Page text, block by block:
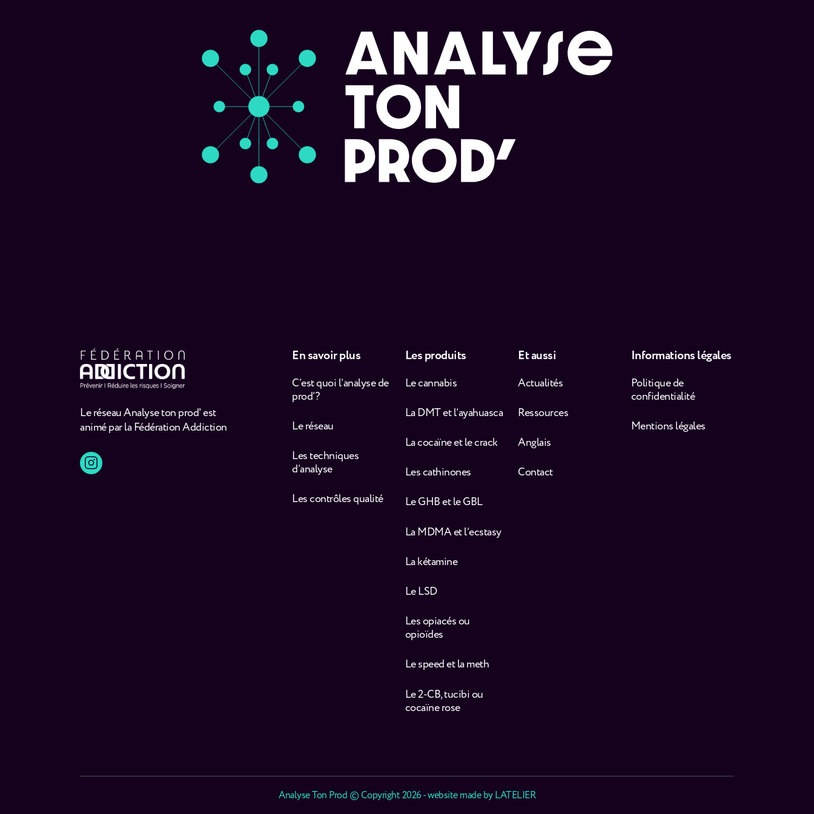
Le réseau Analyse ton prod' est
animé par la Fédération Addiction
En savoir plus
C’est quoi l’analyse de
prod’ ?
Le réseau
Les techniques
d’analyse
Les contrôles qualité
Les produits
Le cannabis
La DMT et l’ayahuasca
La cocaïne et le crack
Les cathinones
Le GHB et le GBL
La MDMA et l’ecstasy
La kétamine
Le LSD
Les opiacés ou
opioïdes
Le speed et la meth
Le 2-CB, tucibi ou
cocaïne rose
Et aussi
Actualités
Ressources
Anglais
Contact
Informations légales
Politique de
confidentialité
Mentions légales
Analyse Ton Prod © Copyright 2026 - website made byLATELIER